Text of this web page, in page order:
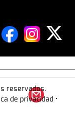
reservados.
de privacidad •